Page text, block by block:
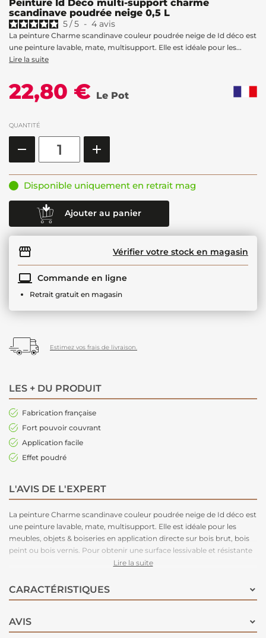
Peinture Id Déco multi-support charme
scandinave poudrée neige 0,5 L
5/5 - 4 avis
La peinture Charme scandinave couleur poudrée neige de Id déco est
une peinture lavable, mate, multisupport. Elle est idéale pour les...
Lire la suite
22,80 € Le Pot
QUANTITÉ
Disponible uniquement en retrait mag
Ajouter au panier
Vérifier votre stock en magasin
Commande en ligne
Retrait gratuit en magasin
Estimez vos frais de livraison.
LES + DU PRODUIT
Fabrication française
Fort pouvoir couvrant
Application facile
Effet poudré
L'AVIS DE L'EXPERT
La peinture Charme scandinave couleur poudrée neige de Id déco est
une peinture lavable, mate, multisupport. Elle est idéale pour les
meubles, objets & boiseries en application directe sur bois brut, bois
peint ou bois vernis. Pour obtenir une surface lessivable et résistante
aux taches, appliquez le protecteur extra mat ou le protecteur haute
patine blanche.
Lire la suite
CARACTÉRISTIQUES
AVIS